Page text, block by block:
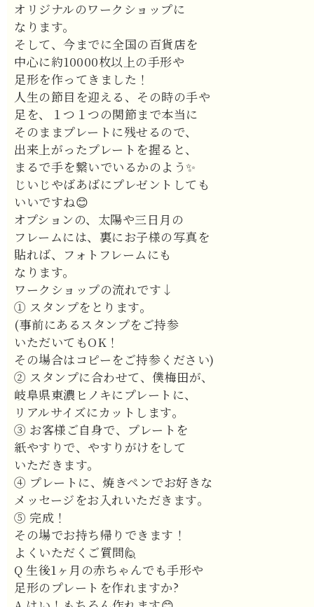
オリジナルのワークショップに
なります。
そして、今までに全国の百貨店を
中心に約10000枚以上の手形や
足形を作ってきました！
人生の節目を迎える、その時の手や
足を、１つ１つの関節まで本当に
そのままプレートに残せるので、
出来上がったプレートを握ると、
まるで手を繋いでいるかのよう✨
じいじやばあばにプレゼントしても
いいですね😊
オプションの、太陽や三日月の
フレームには、裏にお子様の写真を
貼れば、フォトフレームにも
なります。
ワークショップの流れです↓
① スタンプをとります。
(事前にあるスタンプをご持参
いただいてもOK！
その場合はコピーをご持参ください)
② スタンプに合わせて、僕梅田が、
岐阜県東濃ヒノキにプレートに、
リアルサイズにカットします。
③ お客様ご自身で、プレートを
紙やすりで、やすりがけをして
いただきます。
④ プレートに、焼きペンでお好きな
メッセージをお入れいただきます。
⑤ 完成！
その場でお持ち帰りできます！
よくいただくご質問🙋
Q 生後1ヶ月の赤ちゃんでも手形や
足形のプレートを作れますか?